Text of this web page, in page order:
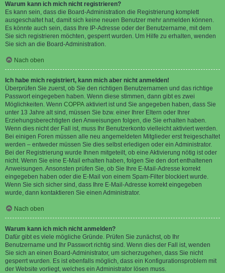
Warum kann ich mich nicht registrieren?
Es kann sein, dass die Board-Administration die Registrierung komplett
ausgeschaltet hat, damit sich keine neuen Benutzer mehr anmelden können.
Es könnte auch sein, dass Ihre IP-Adresse oder der Benutzername, mit dem
Sie sich registrieren möchten, gesperrt wurden. Um Hilfe zu erhalten, wenden
Sie sich an die Board-Administration.
Nach oben
Ich habe mich registriert, kann mich aber nicht anmelden!
Überprüfen Sie zuerst, ob Sie den richtigen Benutzernamen und das richtige
Passwort eingegeben haben. Wenn diese stimmen, dann gibt es zwei
Möglichkeiten. Wenn COPPA aktiviert ist und Sie angegeben haben, dass Sie
unter 13 Jahre alt sind, müssen Sie bzw. einer Ihrer Eltern oder Ihrer
Erziehungsberechtigten den Anweisungen folgen, die Sie erhalten haben.
Wenn dies nicht der Fall ist, muss Ihr Benutzerkonto vielleicht aktiviert werden.
Bei einigen Foren müssen alle neu angemeldeten Mitglieder erst freigeschaltet
werden – entweder müssen Sie dies selbst erledigen oder ein Administrator.
Bei der Registrierung wurde Ihnen mitgeteilt, ob eine Aktivierung nötig ist oder
nicht. Wenn Sie eine E-Mail erhalten haben, folgen Sie den dort enthaltenen
Anweisungen. Ansonsten prüfen Sie, ob Sie Ihre E-Mail-Adresse korrekt
eingegeben haben oder die E-Mail von einem Spam-Filter blockiert wurde.
Wenn Sie sich sicher sind, dass Ihre E-Mail-Adresse korrekt eingegeben
wurde, dann kontaktieren Sie einen Administrator.
Nach oben
Warum kann ich mich nicht anmelden?
Dafür gibt es viele mögliche Gründe. Prüfen Sie zunächst, ob Ihr
Benutzername und Ihr Passwort richtig sind. Wenn dies der Fall ist, wenden
Sie sich an einen Board-Administrator, um sicherzugehen, dass Sie nicht
gesperrt wurden. Es ist ebenfalls möglich, dass ein Konfigurationsproblem mit
der Website vorliegt, welches ein Administrator lösen muss.